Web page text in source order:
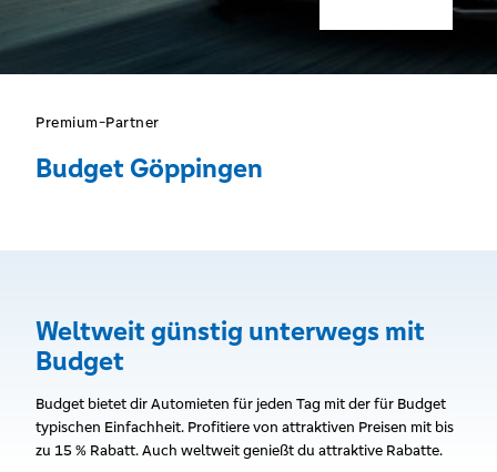
Premium-Partner
Budget Göppingen
Weltweit günstig unterwegs mit
Budget
Budget bietet dir Automieten für jeden Tag mit der für Budget
typischen Einfachheit. Profitiere von attraktiven Preisen mit bis
zu 15 % Rabatt. Auch weltweit genießt du attraktive Rabatte.